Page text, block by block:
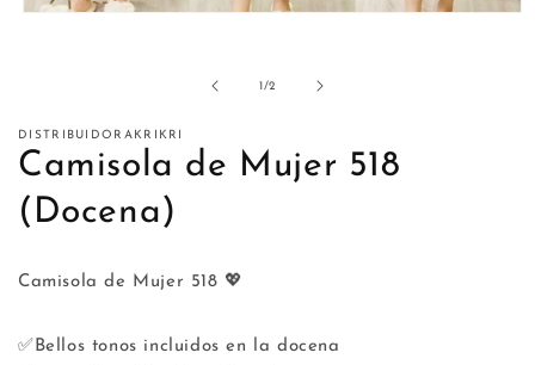
ventana
modal
1/de
2
DISTRIBUIDORAKRIKRI
Camisola de Mujer 518
(Docena)
Camisola de Mujer 518 💖
✅Bellos tonos incluidos en la docena